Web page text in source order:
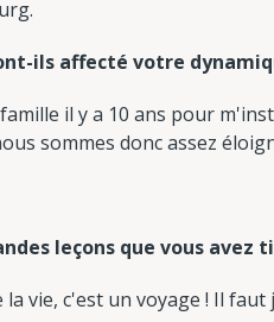
ils affecté votre
il y a 10 ans pour
sommes donc assez
leçons que vous avez
la vie, c'est un voyage ! Il